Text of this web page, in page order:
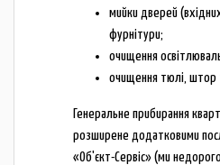
мийки дверей
фурнітури;
очищення
очищення тюлі, штор
Генеральне прибирання
розширене додатковими
«Об'єкт-Сервіс» (ми